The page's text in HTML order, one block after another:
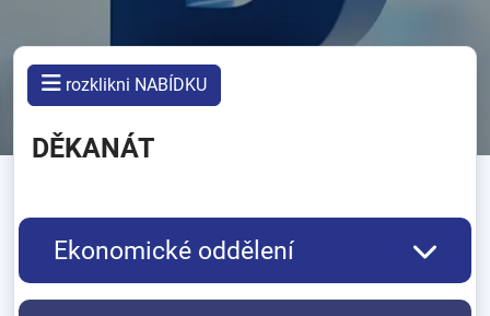
rozklikni NABÍDKU
DĚKANÁT
Ekonomické oddělení